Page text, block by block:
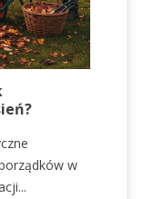
w